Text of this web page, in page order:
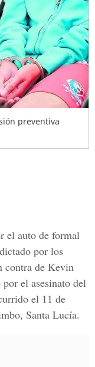
preventiva
el auto de formal
por los
contra de Kevin
por el asesinato del
el 11 de
Santa Lucía.